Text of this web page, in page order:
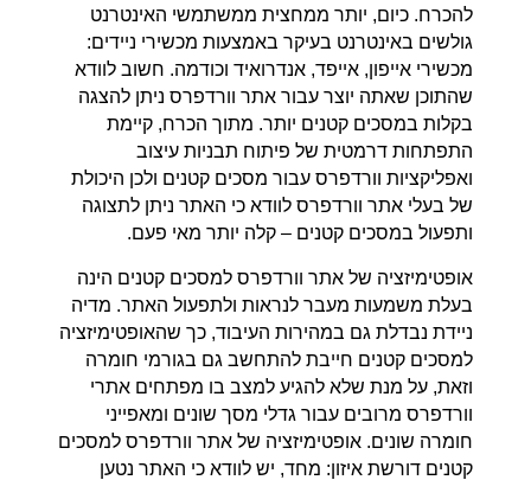
להכרח. כיום, יותר ממחצית ממשתמשי האינטרנט
גולשים באינטרנט בעיקר באמצעות מכשירי ניידים:
מכשירי אייפון, אייפד, אנדרואיד וכודמה. חשוב לוודא
שהתוכן שאתה יוצר עבור אתר וורדפרס ניתן להצגה
בקלות במסכים קטנים יותר. מתוך הכרח, קיימת
התפתחות דרמטית של פיתוח תבניות עיצוב
ואפליקציות וורדפרס עבור מסכים קטנים ולכן היכולת
של בעלי אתר וורדפרס לוודא כי האתר ניתן לתצוגה
ותפעול במסכים קטנים – קלה יותר מאי פעם.
אופטימיזציה של אתר וורדפרס למסכים קטנים הינה
בעלת משמעות מעבר לנראות ולתפעול האתר. מדיה
ניידת נבדלת גם במהירות העיבוד, כך שהאופטימיזציה
למסכים קטנים חייבת להתחשב גם בגורמי חומרה
וזאת, על מנת שלא להגיע למצב בו מפתחים אתרי
וורדפרס מרובים עבור גדלי מסך שונים ומאפייני
חומרה שונים. אופטימיזציה של אתר וורדפרס למסכים
קטנים דורשת איזון: מחד, יש לוודא כי האתר נטען